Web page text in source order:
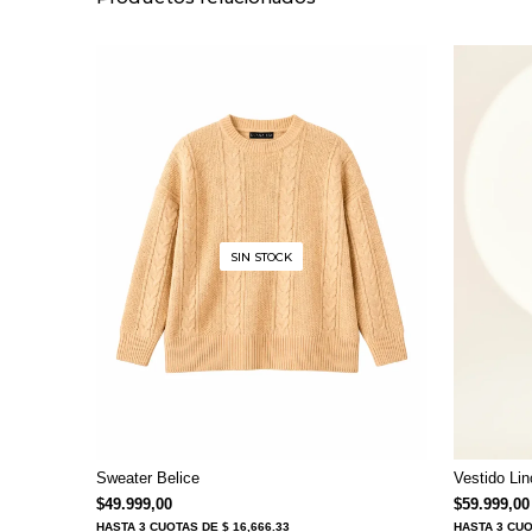
SIN STOCK
Sweater Belice
$49.999,00
HASTA 3 CUOTASDE $ 16,666.33
Vestido
$59.999,00
HASTA 3